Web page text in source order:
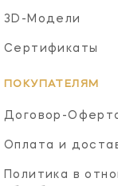
3D-Модели
Сертификаты
ПОКУПАТЕЛЯМ
Договор-
Оплата и
Политика в